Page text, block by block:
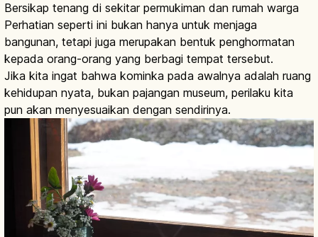
Bersikap tenang di sekitar permukiman dan rumah warga
Perhatian seperti ini bukan hanya untuk menjaga
bangunan, tetapi juga merupakan bentuk penghormatan
kepada orang-orang yang berbagi tempat tersebut.
Jika kita ingat bahwa kominka pada awalnya adalah ruang
kehidupan nyata, bukan pajangan museum, perilaku kita
pun akan menyesuaikan dengan sendirinya.